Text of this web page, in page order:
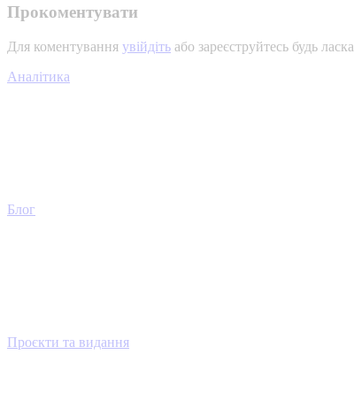
Прокоментувати
Для коментування увійдіть або зареєструйтесь будь ласка
Аналітика
Блог
Проєкти та видання